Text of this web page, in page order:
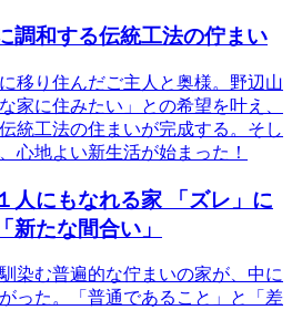
調和する伝統工法の佇まい
移り住んだご主人と奥様。野辺山
家に住みたい」との希望を叶え、
統工法の住まいが完成する。そし
心地よい新生活が始まった！
人にもなれる家 「ズレ」に
新たな間合い」
染む普遍的な佇まいの家が、中に
った。「普通であること」と「差